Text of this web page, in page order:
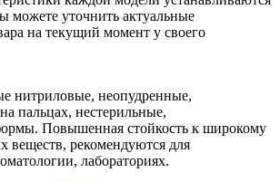
можете уточнить актуальные
на текущий момент у своего
нитриловые, неопудренные,
пальцах, нестерильные,
Повышенная стойкость к широкому
веществ, рекомендуются для
лабораториях.